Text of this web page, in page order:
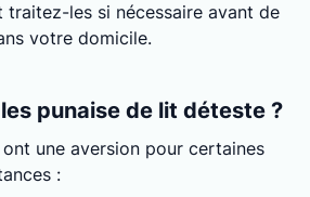
traitez-les si nécessaire avant de
votre domicile.
punaise de lit déteste ?
une aversion pour certaines
: